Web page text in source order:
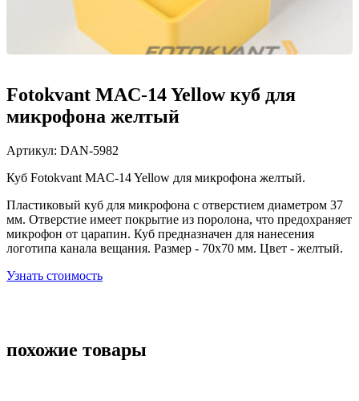
Fotokvant MAC-14 Yellow куб для
микрофона желтый
Артикул: DAN-5982
Куб Fotokvant MAC-14 Yellow для микрофона желтый.
Пластиковый куб для микрофона с отверстием диаметром 37
мм. Отверстие имеет покрытие из поролона, что предохраняет
микрофон от царапин. Куб предназначен для нанесения
логотипа канала вещания. Размер - 70х70 мм. Цвет - желтый.
Узнать стоимость
похожие товары